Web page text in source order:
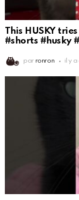
This HUSKY
#shorts #husky
par ronron il y a